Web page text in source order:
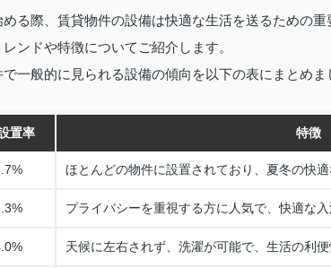
る際、賃貸物件の設備は快適な生活を送るための
ンドや特徴についてご紹介します。
一般的に見られる設備の傾向を以下の表にまとめま
置率 特徴
ほとんどの物件に設置されており、夏冬の快適
プライバシーを重視する方に人気で、快適な入
天候に左右されず、洗濯が可能で、生活の利便